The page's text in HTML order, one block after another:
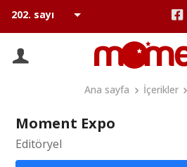
Ana sayfa İçerikler
Moment Expo
Editöryel